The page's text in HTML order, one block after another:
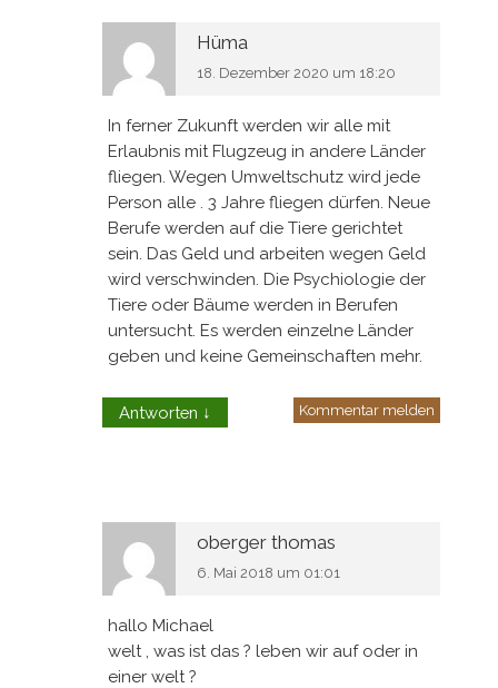
Hüma
18. Dezember 2020 um 18:20
In ferner Zukunft werden wir alle mit
Erlaubnis mit Flugzeug in andere Länder
fliegen. Wegen Umweltschutz wird jede
Person alle . 3 Jahre fliegen dürfen. Neue
Berufe werden auf die Tiere gerichtet
sein. Das Geld und arbeiten wegen Geld
wird verschwinden. Die Psychiologie der
Tiere oder Bäume werden in Berufen
untersucht. Es werden einzelne Länder
geben und keine Gemeinschaften mehr.
Antworten ↓ Kommentar melden
oberger thomas
6. Mai 2018 um 01:01
hallo Michael
welt , was ist das ? leben wir auf oder in
einer welt ?